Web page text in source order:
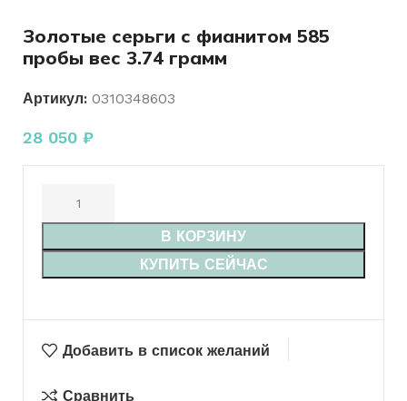
Золотые серьги с фианитом 585
пробы вес 3.74 грамм
Артикул: 0310348603
28 050 ₽
В КОРЗИНУ
КУПИТЬ СЕЙЧАС
Добавить в список желаний
Сравнить